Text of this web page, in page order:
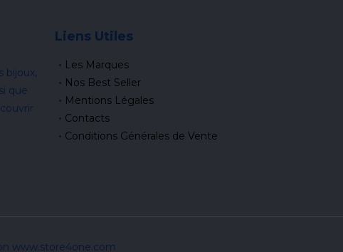
bijoux,
que
Liens Utiles
Les Marques
Nos Best Seller
Mentions Légales
Contacts
Conditions Générales de Vente
www.store4one.com